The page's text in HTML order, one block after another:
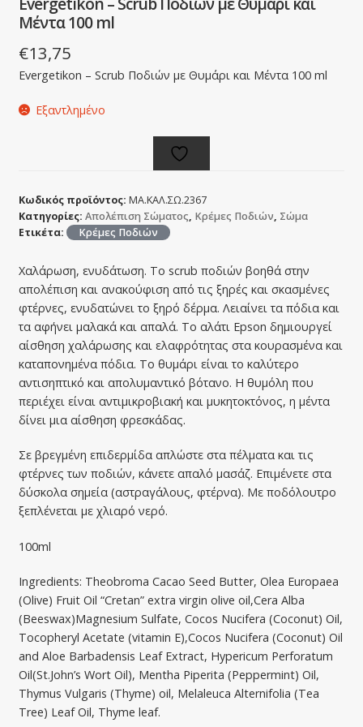
Μέντα 100 ml
€13,75
Evergetikon – Scrub Ποδιών με Θυμάρι και Μέντα 100 ml
Εξαντλημένο
Κωδικός προϊόντος: ΜΑ.ΚΑΛ.ΣΩ.2367
Κατηγορίες: Απολέπιση Σώματος, Κρέμες Ποδιών, Σώμα
Ετικέτα:
Κρέμες Ποδιών
Χαλάρωση, ενυδάτωση. Το scrub ποδιών βοηθά στην
απολέπιση και ανακούφιση από τις ξηρές και σκασμένες
φτέρνες, ενυδατώνει το ξηρό δέρμα. Λειαίνει τα πόδια και
τα αφήνει μαλακά και απαλά. Το αλάτι Epson δημιουργεί
αίσθηση χαλάρωσης και ελαφρότητας στα κουρασμένα και
καταπονημένα πόδια. Το θυμάρι είναι το καλύτερο
αντισηπτικό και απολυμαντικό βότανο. Η θυμόλη που
περιέχει είναι αντιμικροβιακή και μυκητοκτόνος, η μέντα
δίνει μια αίσθηση φρεσκάδας.
Σε βρεγμένη επιδερμίδα απλώστε στα πέλματα και τις
φτέρνες των ποδιών, κάνετε απαλό μασάζ. Επιμένετε στα
δύσκολα σημεία (αστραγάλους, φτέρνα). Με ποδόλουτρο
ξεπλένεται με χλιαρό νερό.
100ml
Ingredients: Theobroma Cacao Seed Butter, Olea Europaea
(Olive) Fruit Oil “Cretan” extra virgin olive oil,Cera Alba
(Beeswax)Magnesium Sulfate, Cocos Nucifera (Coconut) Oil,
Tocopheryl Acetate (vitamin E),Cocos Nucifera (Coconut) Oil
and Aloe Barbadensis Leaf Extract, Hypericum Perforatum
Oil(St.John’s Wort Oil), Mentha Piperita (Peppermint) Oil,
Thymus Vulgaris (Thyme) oil, Melaleuca Alternifolia (Tea
Tree) Leaf Oil, Thyme leaf.